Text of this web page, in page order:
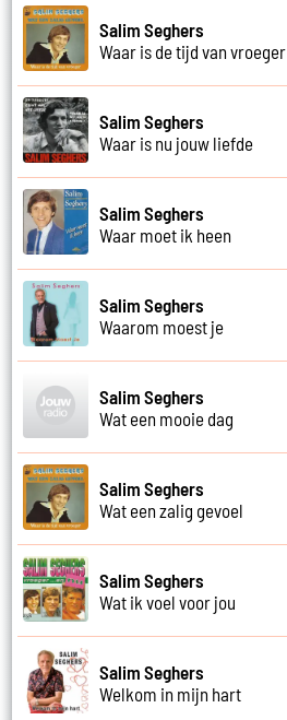
Salim Seghers
Waar is de tijd van vroeger
Salim Seghers
Waar is nu jouw liefde
Salim Seghers
Waar moet ik heen
Salim Seghers
Waarom moest je
Salim Seghers
Wat een mooie dag
Salim Seghers
Wat een zalig gevoel
Salim Seghers
Wat ik voel voor jou
Salim Seghers
Welkom in mijn hart